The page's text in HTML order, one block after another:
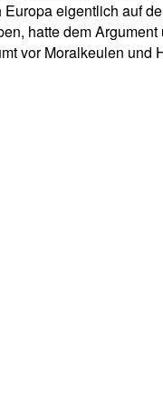
eigentlich auf
hatte dem Argument
vor Moralkeulen und